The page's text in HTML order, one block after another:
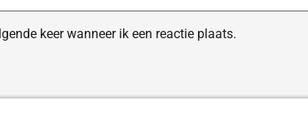
keer wanneer ik een reactie plaats.